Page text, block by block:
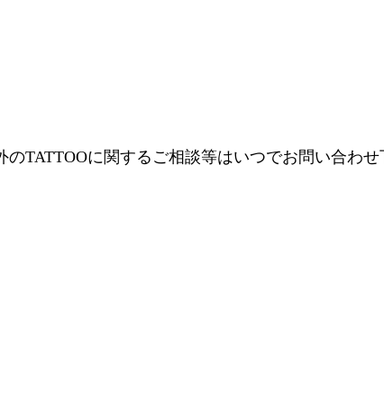
TATTOOに関するご相談等はいつでお問い合わ